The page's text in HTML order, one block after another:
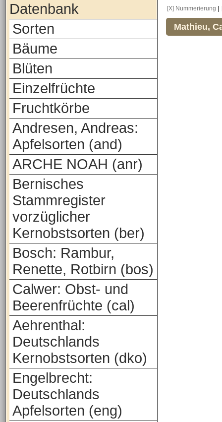
Datenbank
Sorten
Bäume
Blüten
Einzelfrüchte
Fruchtkörbe
Andresen, Andreas:
Apfelsorten (and)
ARCHE NOAH (anr)
Bernisches
Stammregister
vorzüglicher
Kernobstsorten (ber)
Bosch: Rambur,
Renette, Rotbirn (bos)
Calwer: Obst- und
Beerenfrüchte (cal)
Aehrenthal:
Deutschlands
Kernobstsorten (dko)
Engelbrecht:
Deutschlands
Apfelsorten (eng)
[X] Nummerierung
Mathieu,